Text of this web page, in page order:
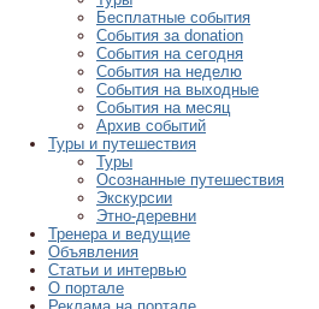
Бесплатные события
События за donation
События на сегодня
События на неделю
События на выходные
События на месяц
Архив событий
Туры и путешествия
Туры
Осознанные путешествия
Экскурсии
Этно-деревни
Тренера и ведущие
Объявления
Статьи и интервью
О портале